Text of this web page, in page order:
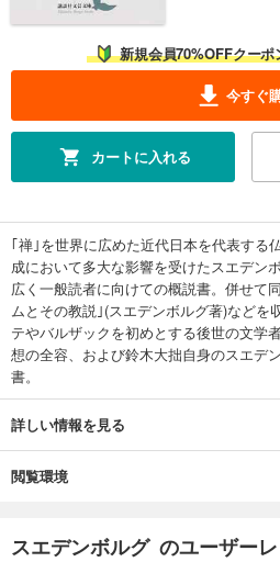
新規会員70%OFFクーポ
今すぐ
カートに入れる
｢禅｣を世界に広めた近代日本を代表する
成において多大な影響を受けたスエデン
広く一般読者に向けての概説書。併せて
ムとその教説｣(スエデンボルグ著)などを
テやバルザックを初めとする後世の文学
想の全容、および鈴木大拙自身のスエデ
書。
詳しい情報を見る
閲覧環境
スエデンボルグ のユーザー